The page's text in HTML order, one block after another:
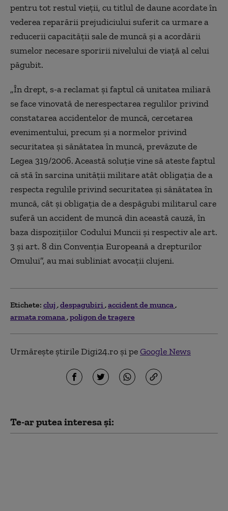
pentru tot restul vieții, cu titlul de daune acordate în
vederea reparării prejudiciului suferit ca urmare a
reducerii capacității sale de muncă și a acordării
sumelor necesare sporirii nivelului de viață al celui
păgubit.
„În drept, s-a reclamat și faptul că unitatea miliară
se face vinovată de nerespectarea regulilor privind
constatarea accidentelor de muncă, cercetarea
evenimentului, precum și a normelor privind
securitatea și sănătatea în muncă, prevăzute de
Legea 319/2006. Această soluție vine să ateste faptul
că stă în sarcina unităţii militare atât obligația de a
respecta regulile privind securitatea și sănătatea în
muncă, cât și obligația de a despăgubi militarul care
suferă un accident de muncă din această cauză, în
baza dispozițiilor Codului Muncii și respectiv ale art.
3 și art. 8 din Convenția Europeană a drepturilor
Omului”, au mai subliniat avocații clujeni.
Etichete: cluj despagubiri accident de munca
armata romana poligon de tragere
Urmărește știrile Digi24.ro și peGoogle News
Te-ar putea interesa și: